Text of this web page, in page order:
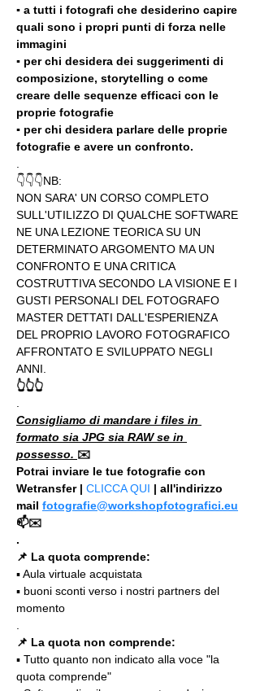
▪️ a tutti i fotografi che desiderino capire
quali sono i propri punti di forza nelle
immagini
▪️ per chi desidera dei suggerimenti di
composizione, storytelling o come
creare delle sequenze efficaci con le
proprie fotografie
▪️ per chi desidera parlare delle proprie
fotografie e avere un confronto.
👇👇👇NB:
NON SARA' UN CORSO COMPLETO
SULL'UTILIZZO DI QUALCHE SOFTWARE
NE UNA LEZIONE TEORICA SU UN
DETERMINATO ARGOMENTO MA UN
CONFRONTO E UNA CRITICA
COSTRUTTIVA SECONDO LA VISIONE E I
GUSTI PERSONALI DEL FOTOGRAFO
MASTER DETTATI DALL'ESPERIENZA
DEL PROPRIO LAVORO FOTOGRAFICO
AFFRONTATO E SVILUPPATO NEGLI
ANNI.
👆👆👆
Consigliamo di mandare i files in
formato sia JPG sia RAW se in
possesso. ✉️
Potrai inviare le tue fotografie con
Wetransfer | CLICCA QUI | all'indirizzo
mail fotografie@workshopfotografici.eu
📫✉️
.
📌 La quota comprende:
▪️ Aula virtuale acquistata
▪️ buoni sconti verso i nostri partners del
momento
📌 La quota non comprende:
▪️ Tutto quanto non indicato alla voce "la
quota comprende"